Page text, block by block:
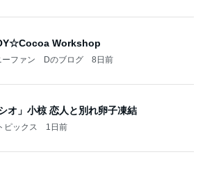
Workshop
ーファン Dのブログ 8日前
シオ」小椋 恋人と別れ卵子凍結
ピックス 1日前